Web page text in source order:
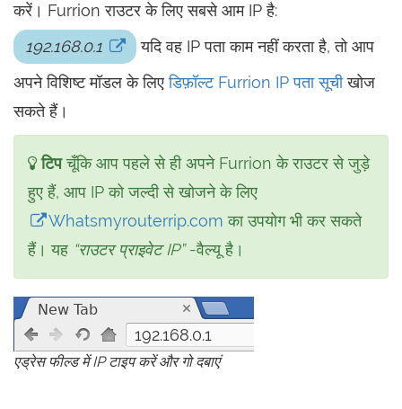
करें। Furrion राउटर के लिए सबसे आम IP है:
192.168.0.1
यदि वह IP पता काम नहीं करता है, तो आप
अपने विशिष्ट मॉडल के लिएडिफ़ॉल्ट Furrion IP पता सूचीखोज
सकते हैं।
टिपचूँकि आप पहले से ही अपने Furrion के राउटर से जुड़े
हुए हैं, आप IP को जल्दी से खोजने के लिए
Whatsmyrouterrip.com का उपयोग भी कर सकते
हैं। यह “राउटर प्राइवेट IP”-वैल्यू है।
192.168.0.1
एड्रेस फील्ड में IP टाइप करें और गो दबाएं